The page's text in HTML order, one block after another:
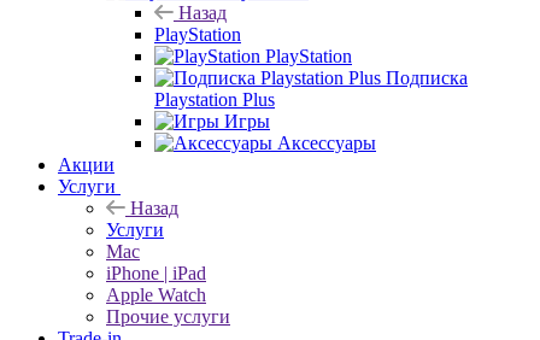
Назад
PlayStation
PlayStation
Подписка
Playstation Plus
Игры
Аксессуары
Акции
Услуги
Назад
Услуги
Mac
iPhone | iPad
Apple Watch
Прочие услуги